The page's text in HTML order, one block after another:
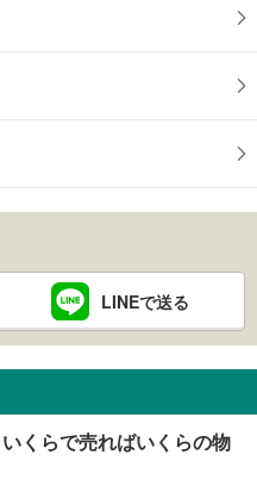
LINEで送る
くらで売ればいくらの物